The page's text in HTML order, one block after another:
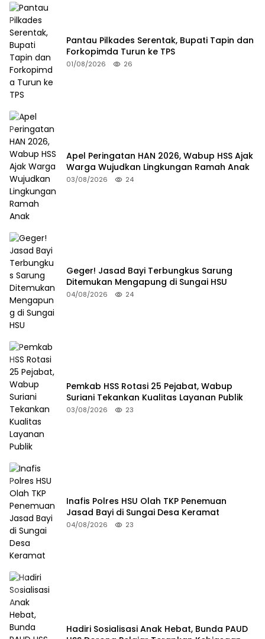
Pantau Pilkades Serentak, Bupati Tapin dan
Forkopimda Turun ke TPS
01/08/2026 26
Apel Peringatan HAN 2026, Wabup HSS Ajak
Warga Wujudkan Lingkungan Ramah Anak
03/08/2026 24
Geger! Jasad Bayi Terbungkus Sarung
Ditemukan Mengapung di Sungai HSU
04/08/2026 24
Pemkab HSS Rotasi 25 Pejabat, Wabup
Suriani Tekankan Kualitas Layanan Publik
03/08/2026 23
Inafis Polres HSU Olah TKP Penemuan
Jasad Bayi di Sungai Desa Keramat
04/08/2026 23
Hadiri Sosialisasi Anak Hebat, Bunda PAUD